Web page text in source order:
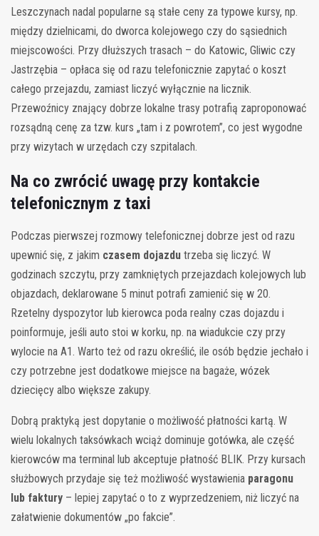
Leszczynach nadal popularne są stałe ceny za typowe kursy, np.
między dzielnicami, do dworca kolejowego czy do sąsiednich
miejscowości. Przy dłuższych trasach – do Katowic, Gliwic czy
Jastrzębia – opłaca się od razu telefonicznie zapytać o koszt
całego przejazdu, zamiast liczyć wyłącznie na licznik.
Przewoźnicy znający dobrze lokalne trasy potrafią zaproponować
rozsądną cenę za tzw. kurs „tam i z powrotem”, co jest wygodne
przy wizytach w urzędach czy szpitalach.
Na co zwrócić uwagę przy kontakcie
telefonicznym z taxi
Podczas pierwszej rozmowy telefonicznej dobrze jest od razu
upewnić się, z jakim czasem dojazdu trzeba się liczyć. W
godzinach szczytu, przy zamkniętych przejazdach kolejowych lub
objazdach, deklarowane 5 minut potrafi zamienić się w 20.
Rzetelny dyspozytor lub kierowca poda realny czas dojazdu i
poinformuje, jeśli auto stoi w korku, np. na wiadukcie czy przy
wylocie na A1. Warto też od razu określić, ile osób będzie jechało i
czy potrzebne jest dodatkowe miejsce na bagaże, wózek
dziecięcy albo większe zakupy.
Dobrą praktyką jest dopytanie o możliwość płatności kartą. W
wielu lokalnych taksówkach wciąż dominuje gotówka, ale część
kierowców ma terminal lub akceptuje płatność BLIK. Przy kursach
służbowych przydaje się też możliwość wystawienia paragonu
lub faktury – lepiej zapytać o to z wyprzedzeniem, niż liczyć na
załatwienie dokumentów „po fakcie”.